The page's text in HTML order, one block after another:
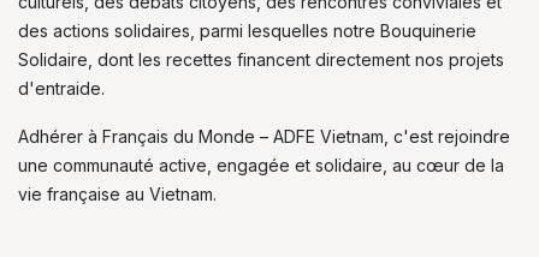
des actions solidaires, parmi lesquelles notre Bouquinerie
Solidaire, dont les recettes financent directement nos projets
d'entraide.
Adhérer à Français du Monde – ADFE Vietnam, c'est rejoindre
une communauté active, engagée et solidaire, au cœur de la
vie française au Vietnam.